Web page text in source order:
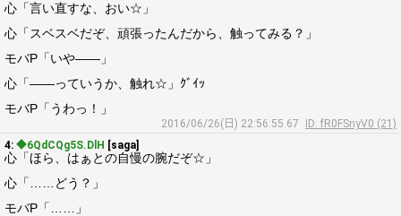
心「言い直すな、おい☆」
心「スベスベだぞ、頑張ったんだから、触ってみる？」
モバP「いや――」
心「――っていうか、触れ☆」ｸﾞｲｯ
モバP「うわっ！」
2016/06/26(日) 22:56:55.67
ID: fR0FSnyV0 (21)
4: ◆6QdCQg5S.DlH [saga]
心「ほら、はぁとの自慢の腕だぞ☆」
心「……どう？」
モバP「……」